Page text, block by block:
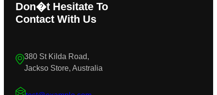
Don�t Hesitate To
Contact With Us
380 St Kilda Road,
Jackso Store, Australia